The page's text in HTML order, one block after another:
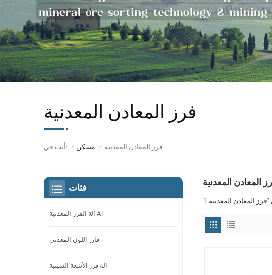
فرز المعادن المعدنية
أنت في: / مسكن / فرز المعادن المعدنية
المعادن المعدنية
فئات
آلة الفرز المعدنية AI
فارز اللون المعدني
آلة فرز الأشعة السينية